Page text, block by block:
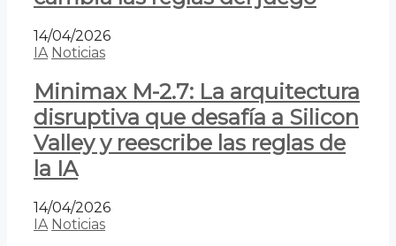
14/04/2026
IA Noticias
Minimax M-2.7: La arquitectura
disruptiva que desafía a Silicon
Valley y reescribe las reglas de
la IA
14/04/2026
IA Noticias